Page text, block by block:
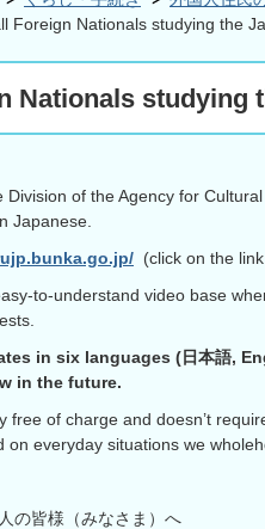
Foreign Nationals studying the
Nationals studying
of the Agency for
Japanese.
(click on the
to-understand video base
in six languages (日本語,
in the future.
free of charge and doesn’t
on everyday situations we
の皆様（みなさま）へ